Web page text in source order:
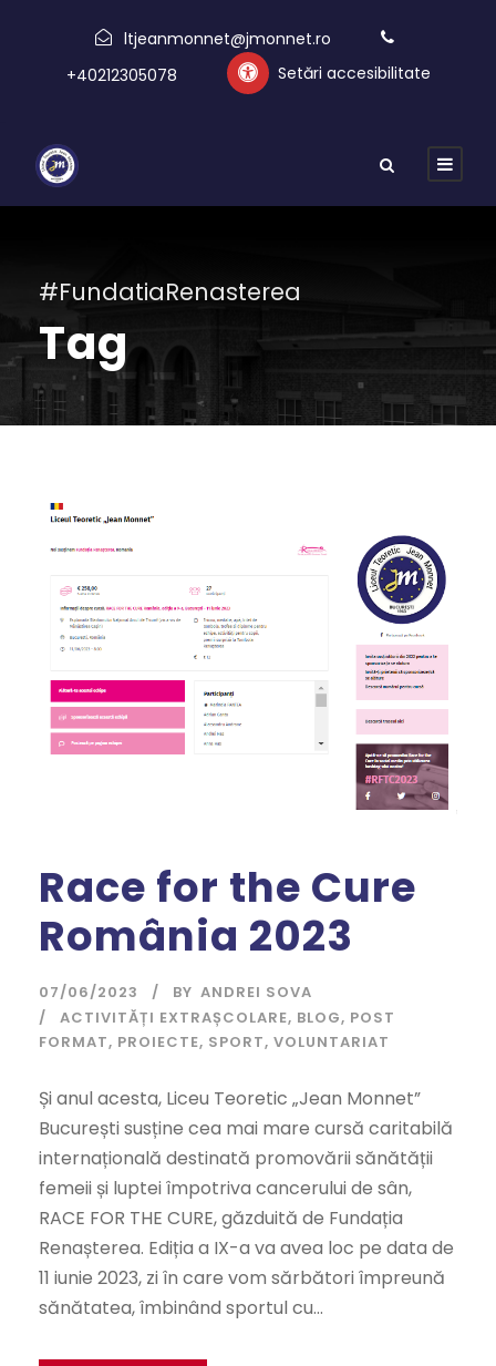
ltjeanmonnet@jmonnet.ro
+40212305078
Setări accesibilitate
#FundatiaRenasterea
Tag
Race for the Cure
România 2023
07/06/2023 BY ANDREI SOVA
ACTIVITĂȚI EXTRAȘCOLARE, BLOG, POST
FORMAT, PROIECTE, SPORT, VOLUNTARIAT
Și anul acesta, Liceu Teoretic „Jean Monnet”
București susține cea mai mare cursă caritabilă
internațională destinată promovării sănătății
femeii și luptei împotriva cancerului de sân,
RACE FOR THE CURE, găzduită de Fundația
Renașterea. Ediția a IX-a va avea loc pe data de
11 iunie 2023, zi în care vom sărbători împreună
sănătatea, îmbinând sportul cu...